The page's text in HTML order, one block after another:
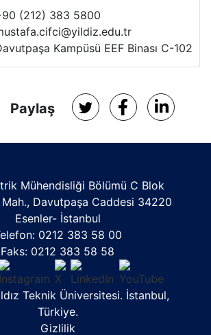
(212) 383 5800
Kampüsü EEF Binası C-102
Paylaş
Mühendisliği Bölümü C Blok
Davutpaşa Caddesi 34220
Esenler- İstanbul
0212 383 58 00
Faks: 0212 383 58 58
Teknik Üniversitesi. İstanbul,
Türkiye.
Gizlilik